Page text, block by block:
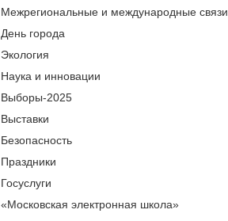
Межрегиональные и международные связи
День города
Экология
Наука и инновации
Выборы-2025
Выставки
Безопасность
Праздники
Госуслуги
«Московская электронная школа»